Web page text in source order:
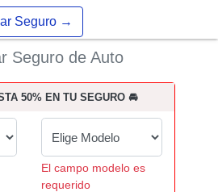
Seguro →
Seguro de Auto
50% EN TU SEGURO 🚘
El campo modelo es
requerido